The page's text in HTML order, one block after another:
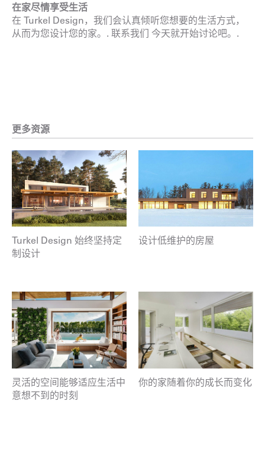
在家尽情享受生活
在 Turkel Design，我们会认真倾听您想要的生活方式，
从而为您设计您的家。. 联系我们 今天就开始讨论吧。.
更多资源
Turkel Design 始终坚持定
制设计
设计低维护的房屋
灵活的空间能够适应生活中
意想不到的时刻
你的家随着你的成长而变化